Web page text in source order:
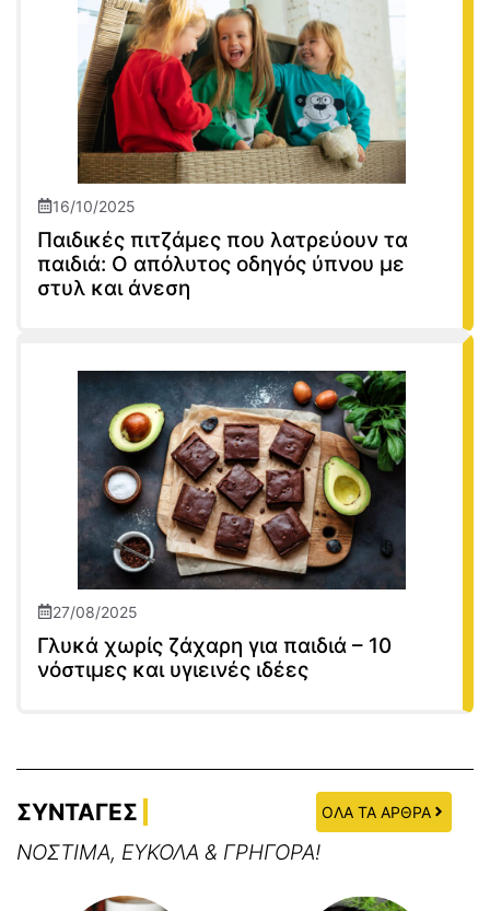
16/10/2025
Παιδικές πιτζάμες που λατρεύουν τα
παιδιά: Ο απόλυτος οδηγός ύπνου με
στυλ και άνεση
27/08/2025
Γλυκά χωρίς ζάχαρη για παιδιά – 10
νόστιμες και υγιεινές ιδέες
ΣΥΝΤΑΓΕΣ ΟΛΑ ΤΑ ΑΡΘΡΑ
ΝΟΣΤΙΜΑ, ΕΥΚΟΛΑ & ΓΡΗΓΟΡΑ!